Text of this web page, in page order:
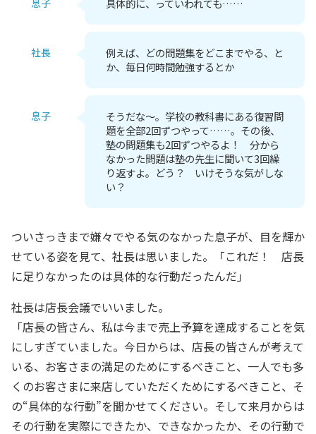
社長
例えば、どの問題集をどこまでやる、と
か、毎日何時間勉強するとか
息子
そうだな～。学校の教科書にある復習問
題を全部2回ずつやって……。その後、
塾の問題集も2回ずつやるよ！ 分から
なかった問題は塾の先生に聞いて3回繰
り返すよ。どう？ いけそうな気がしな
い？
ついさっきまで嫌々でやる気のなかった息子が、目を輝か
せている姿を見て、社長は思いました。「これだ！ 店長
に足りなかったのは具体的な行動だったんだ」
社長は店長会議でいいました。
「店長の皆さん、私は今まで売上予算を達成することを気
にしすぎていました。今日からは、店長の皆さんが考えて
いる、お客さまの満足のためにするべきこと、一人でも多
くのお客さまに来店していただくためにするべきこと、そ
の“具体的な行動”を聞かせてください。そして来月からは
その行動を実際にできたか、できなかったか、その行動で